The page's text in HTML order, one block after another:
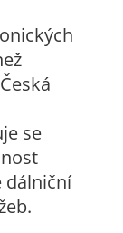
se
dálniční